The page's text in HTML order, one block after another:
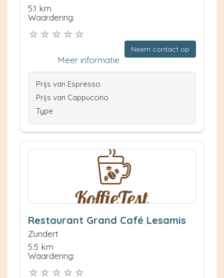
5.1 km
Waardering:
Neem contact op
Meer informatie
Prijs van Espresso
Prijs van Cappuccino
Type
Restaurant Grand Café Lesamis
Zundert
5.5 km
Waardering: